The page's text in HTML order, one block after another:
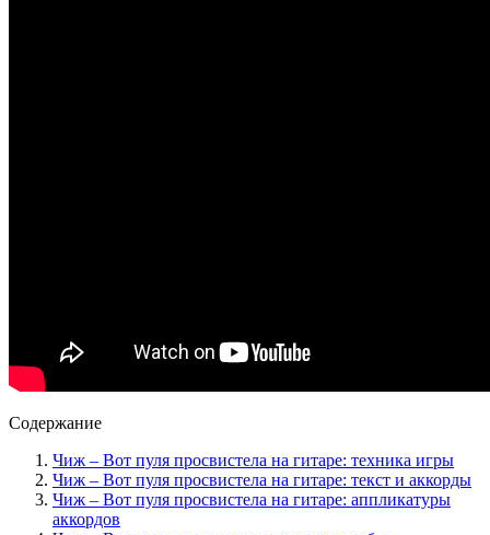
Содержание
Чиж – Вот пуля просвистела на гитаре: техника игры
Чиж – Вот пуля просвистела на гитаре: текст и аккорды
Чиж – Вот пуля просвистела на гитаре: аппликатуры
аккордов